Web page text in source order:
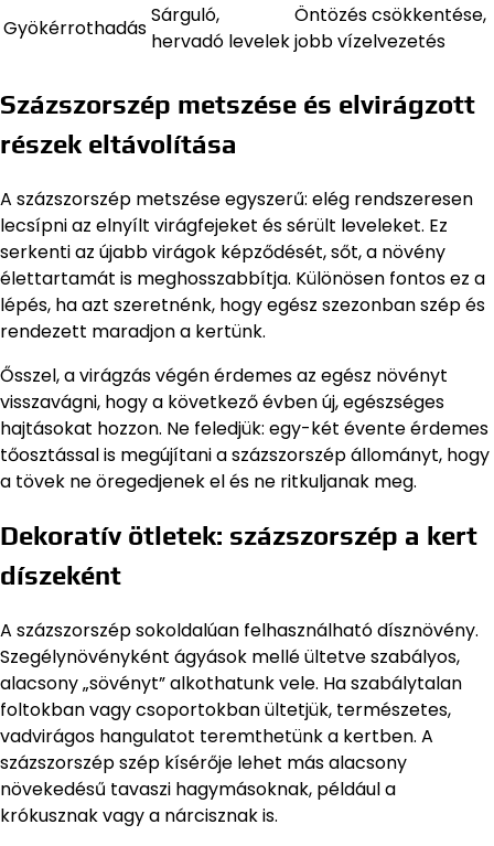
Gyökérrothadás
Sárguló,
hervadó levelek
Öntözés csökkentése,
jobb vízelvezetés
Százszorszép metszése és elvirágzott
részek eltávolítása
A százszorszép metszése egyszerű: elég rendszeresen
lecsípni az elnyílt virágfejeket és sérült leveleket. Ez
serkenti az újabb virágok képződését, sőt, a növény
élettartamát is meghosszabbítja. Különösen fontos ez a
lépés, ha azt szeretnénk, hogy egész szezonban szép és
rendezett maradjon a kertünk.
Ősszel, a virágzás végén érdemes az egész növényt
visszavágni, hogy a következő évben új, egészséges
hajtásokat hozzon. Ne feledjük: egy-két évente érdemes
tőosztással is megújítani a százszorszép állományt, hogy
a tövek ne öregedjenek el és ne ritkuljanak meg.
Dekoratív ötletek: százszorszép a kert
díszeként
A százszorszép sokoldalúan felhasználható dísznövény.
Szegélynövényként ágyások mellé ültetve szabályos,
alacsony „sövényt” alkothatunk vele. Ha szabálytalan
foltokban vagy csoportokban ültetjük, természetes,
vadvirágos hangulatot teremthetünk a kertben. A
százszorszép szép kísérője lehet más alacsony
növekedésű tavaszi hagymásoknak, például a
krókusznak vagy a nárcisznak is.